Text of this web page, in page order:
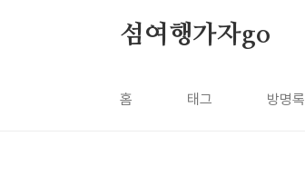
섬여행가자go
홈 태그 방명록